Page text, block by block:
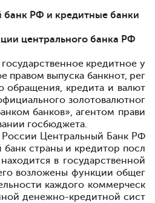
банк РФ и кредитные банки
центрального банка РФ
государственное кредитное у
правом выпуска банкнот, рег
обращения, кредита и валют
золотовалютног
банков», агентом прави
госбюджета.
России Центральный Банк РФ
банк страны и кредитор посл
в государственной
возложены функции общег
каждого коммерческ
денежно-кредитной сист